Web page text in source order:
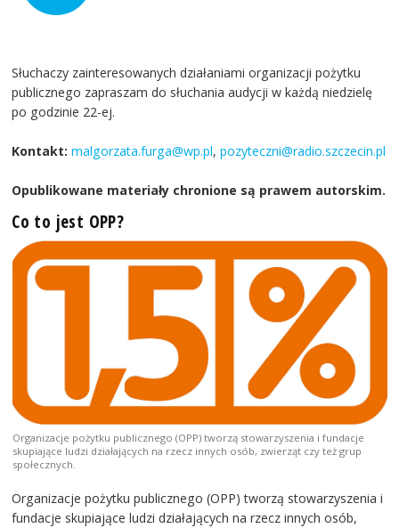
Słuchaczy zainteresowanych działaniami organizacji pożytku
publicznego zapraszam do słuchania audycji w każdą niedzielę
po godzinie 22-ej.
Kontakt: malgorzata.furga@wp.pl,pozyteczni@radio.szczecin.pl
Opublikowane materiały chronione są prawem autorskim.
Co to jest OPP?
Organizacje pożytku publicznego (OPP) tworzą stowarzyszenia i fundacje
skupiające ludzi działających na rzecz innych osób, zwierząt czy też grup
społecznych.
Organizacje pożytku publicznego (OPP) tworzą stowarzyszenia i
fundacje skupiające ludzi działających na rzecz innych osób,